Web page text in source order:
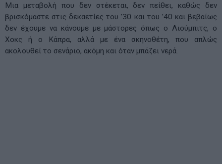
Μια μεταβολή που δεν στέκεται, δεν πείθει, καθώς δεν
βρισκόμαστε στις δεκαετίες του ’30 και του ’40 και βεβαίως
δεν έχουμε να κάνουμε με μάστορες όπως ο Λιούμπιτς, ο
Χοκς ή ο Κάπρα, αλλά με ένα σκηνοθέτη, που απλώς
ακολουθεί το σενάριο, ακόμη και όταν μπάζει νερά.